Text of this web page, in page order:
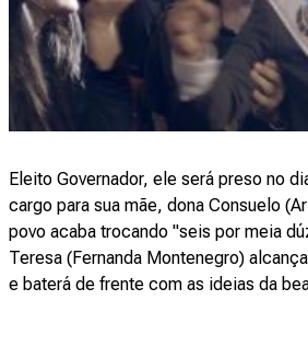
Eleito Governador, ele será preso no
cargo para sua mãe, dona Consuelo
povo acaba trocando "seis por meia
Teresa (Fernanda Montenegro)
e baterá de frente com as ideias da